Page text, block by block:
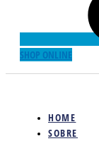
SHOP ONLINE
HOME
SOBRE